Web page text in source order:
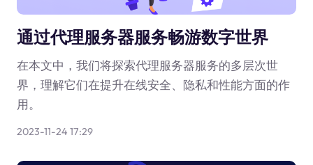
通过代理服务器服务畅游数字世界
在本文中，我们将探索代理服务器服务的多层次世
界，理解它们在提升在线安全、隐私和性能方面的作
用。
2023-11-24 17:29